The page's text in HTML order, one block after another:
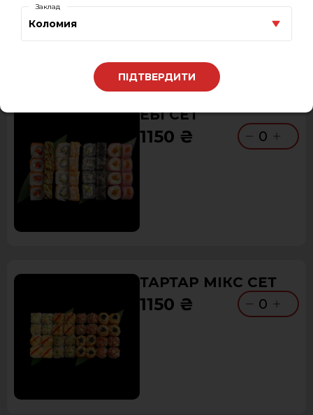
ЕБІ СЕТ
1150 ₴ 0
ТАРТАР МІКС СЕТ
1150 ₴ 0
Коломия
Заклад
ПІДТВЕРДИТИ